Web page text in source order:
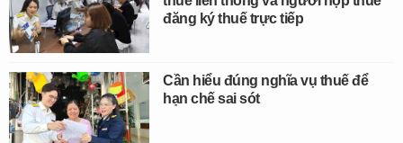
đăng ký thuế trực tiếp
Cần hiểu đúng nghĩa vụ thuế để
hạn chế sai sót